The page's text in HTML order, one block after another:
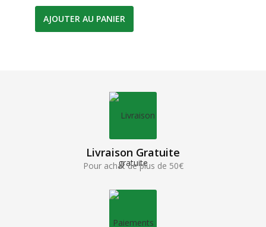
AJOUTER AU PANIER
Livraison Gratuite
Pour achat de plus de 50€